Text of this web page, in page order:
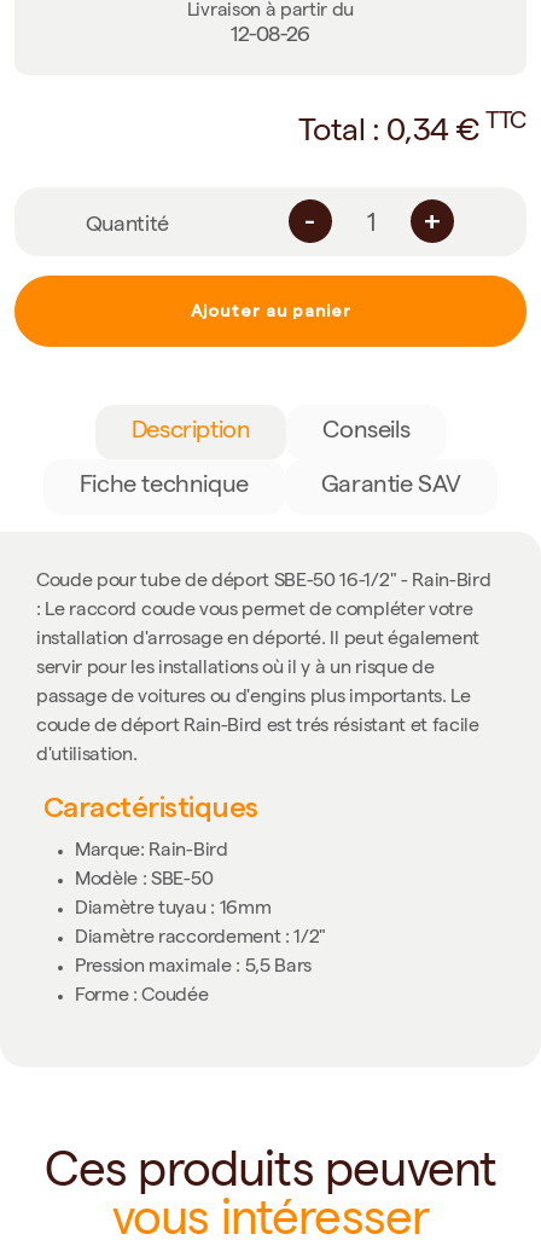
Livraison à partir du
12-08-26
Total : 0,34€ TTC
Quantité - +
Ajouter au panier
Description Conseils
Fiche technique Garantie SAV
Coude pour tube de déport SBE-50 16-1/2" - Rain-Bird
: Le raccord coude vous permet de compléter votre
installation d'arrosage en déporté. Il peut également
servir pour les installations où il y à un risque de
passage de voitures ou d'engins plus importants. Le
coude de déport Rain-Bird est trés résistant et facile
d'utilisation.
Caractéristiques
Marque: Rain-Bird
Modèle : SBE-50
Diamètre tuyau : 16mm
Diamètre raccordement : 1/2"
Pression maximale : 5,5 Bars
Forme : Coudée
Ces produits peuvent
vous intéresser